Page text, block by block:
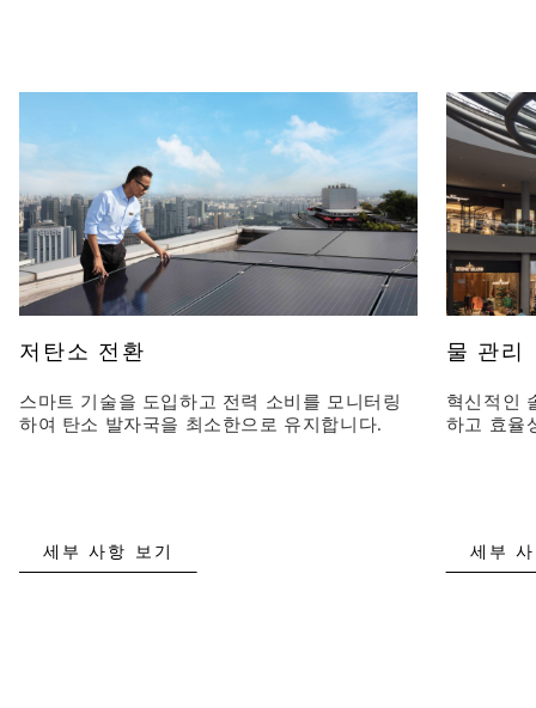
저탄소 전환
스마트 기술을 도입하고 전력 소비를 모니터링
하여 탄소 발자국을 최소한으로 유지합니다.
세부 사항 보기
물 관리
혁신적인
하고 효율
세부